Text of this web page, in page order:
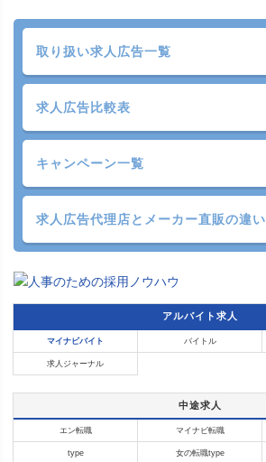
取り扱い求人広告一覧
求人広告比較表
キャンペーン一覧
求人広告代理店と メーカー直販の違い
アルバイト求人
マイナビバイト バイトル
求人ジャーナル
中途求人
エン転職 マイナビ転職
type 女の転職type